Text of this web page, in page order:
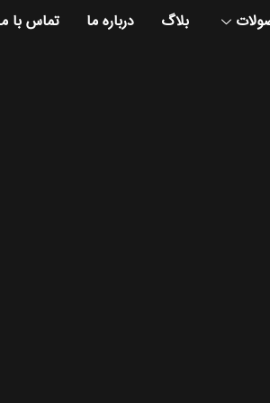
بلاگ درباره ما تماس با